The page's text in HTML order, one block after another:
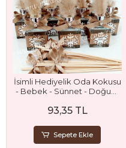
İsimli Hediyelik Oda Kokusu
- Bebek - Sünnet - Doğum
Hediyeliği
93,35 TL
Sepete Ekle